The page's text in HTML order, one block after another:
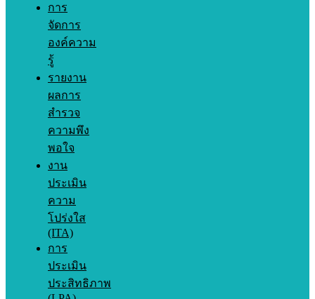
การ
จัดการ
องค์ความ
รู้
รายงาน
ผลการ
สำรวจ
ความพึง
พอใจ
งาน
ประเมิน
ความ
โปร่งใส
(ITA)
การ
ประเมิน
ประสิทธิภาพ